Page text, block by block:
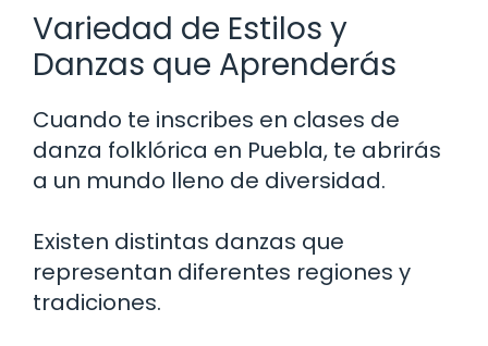
Variedad de Estilos y
Danzas que Aprenderás
Cuando te inscribes en clases de
danza folklórica en Puebla, te abrirás
a un mundo lleno de diversidad.
Existen distintas danzas que
representan diferentes regiones y
tradiciones.